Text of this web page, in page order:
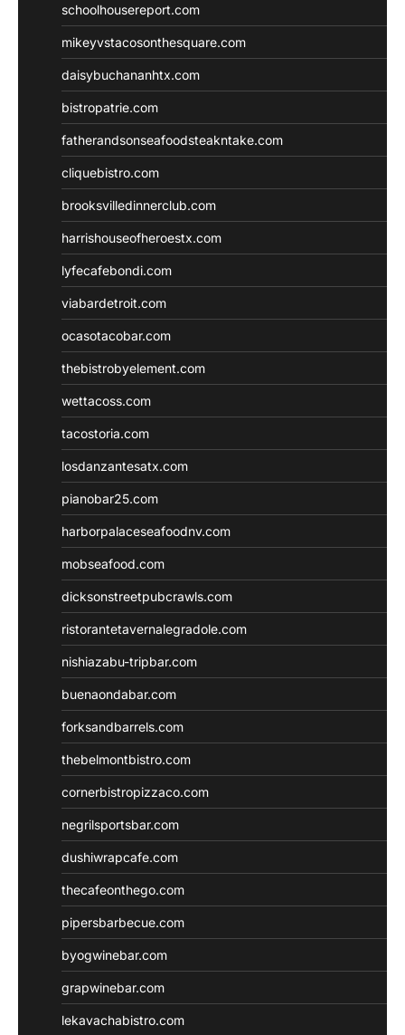
schoolhousereport.com
mikeyvstacosonthesquare.com
daisybuchananhtx.com
bistropatrie.com
fatherandsonseafoodsteakntake.com
cliquebistro.com
brooksvilledinnerclub.com
harrishouseofheroestx.com
lyfecafebondi.com
viabardetroit.com
ocasotacobar.com
thebistrobyelement.com
wettacoss.com
tacostoria.com
losdanzantesatx.com
pianobar25.com
harborpalaceseafoodnv.com
mobseafood.com
dicksonstreetpubcrawls.com
ristorantetavernalegradole.com
nishiazabu-tripbar.com
buenaondabar.com
forksandbarrels.com
thebelmontbistro.com
cornerbistropizzaco.com
negrilsportsbar.com
dushiwrapcafe.com
thecafeonthego.com
pipersbarbecue.com
byogwinebar.com
grapwinebar.com
lekavachabistro.com